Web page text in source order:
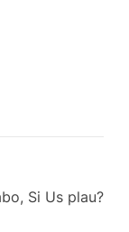
Si Us plau?